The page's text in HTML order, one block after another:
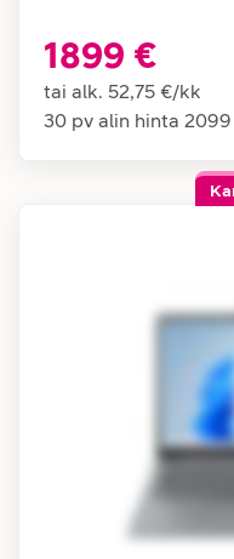
1899 €
tai alk. 52,75 €/kk
30 pv alin hinta